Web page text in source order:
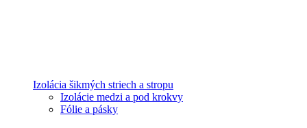
Izolácia šikmých striech a stropu
Izolácie medzi a pod krokvy
Fólie a pásky